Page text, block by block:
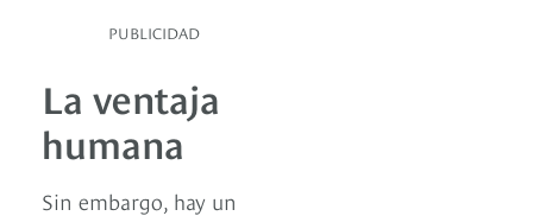
PUBLICIDAD
La ventaja
humana
Sin embargo, hay un